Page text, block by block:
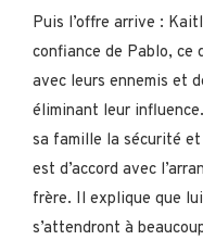
Puis l’offre arrive :
confiance de Pablo, ce
avec leurs ennemis et
éliminant leur
sa famille la sécurité
est d’accord avec
frère. Il explique que
s’attendront à